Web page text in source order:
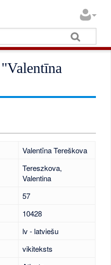
Valentīna Tereškova
Tereszkova,
Valentina
57
10428
lv - latviešu
vikiteksts